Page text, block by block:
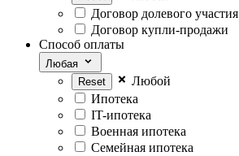
Договор долевого участия
Договор купли-продажи
Способ оплаты
Любая
Любой
Ипотека
IT-ипотека
Военная ипотека
Семейная ипотека